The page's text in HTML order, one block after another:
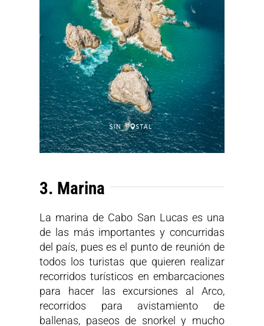
3. Marina
La marina de Cabo San Lucas es una
de las más importantes y concurridas
del país, pues es el punto de reunión de
todos los turistas que quieren realizar
recorridos turísticos en embarcaciones
para hacer las excursiones al Arco,
recorridos para avistamiento de
ballenas, paseos de snorkel y mucho